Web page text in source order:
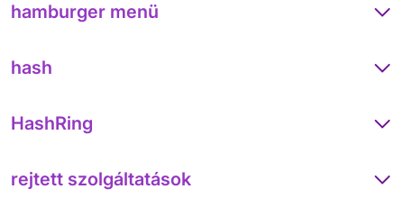
hamburger menü
hash
HashRing
rejtett szolgáltatások